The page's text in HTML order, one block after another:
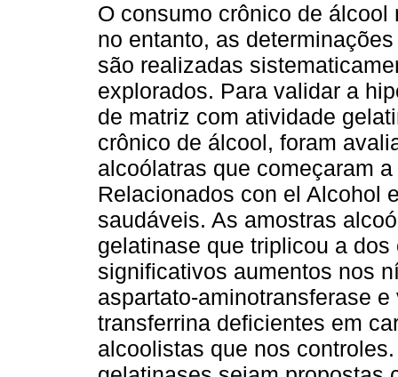
O consumo crônico de
no entanto, as
são realizadas
explorados. Para validar a
de matriz com atividade
crônico de álcool, foram
alcoólatras que começaram
Relacionados con el Alcohol
saudáveis. As amostras
gelatinase que triplicou a
significativos aumentos nos
aspartato-aminotransferase
transferrina deficientes em
alcoolistas que nos